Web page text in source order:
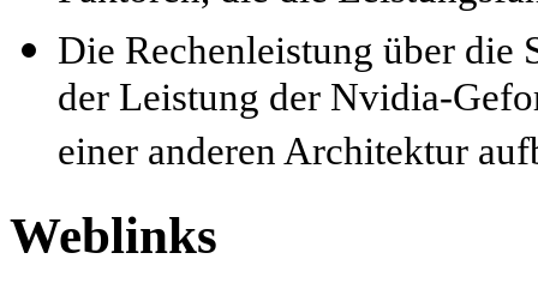
Die Rechenleistung über die
der Leistung der Nvidia-
einer anderen Architektur
Weblinks